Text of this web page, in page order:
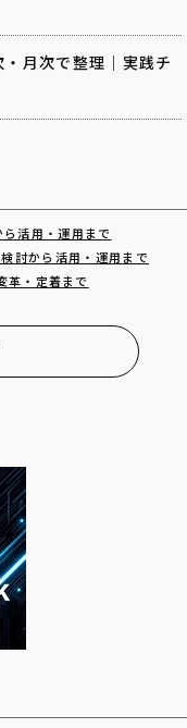
月次で整理｜実践チ
活用・運用まで
討から活用・運用まで
革・定着まで